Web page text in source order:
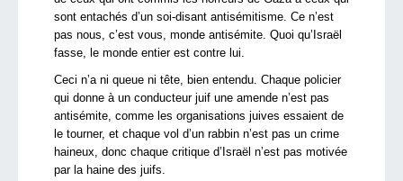
sont entachés d’un soi-disant antisémitisme. Ce n’est
pas nous, c’est vous, monde antisémite. Quoi qu’Israël
fasse, le monde entier est contre lui.
Ceci n’a ni queue ni tête, bien entendu. Chaque policier
qui donne à un conducteur juif une amende n’est pas
antisémite, comme les organisations juives essaient de
le tourner, et chaque vol d’un rabbin n’est pas un crime
haineux, donc chaque critique d’Israël n’est pas motivée
par la haine des juifs.